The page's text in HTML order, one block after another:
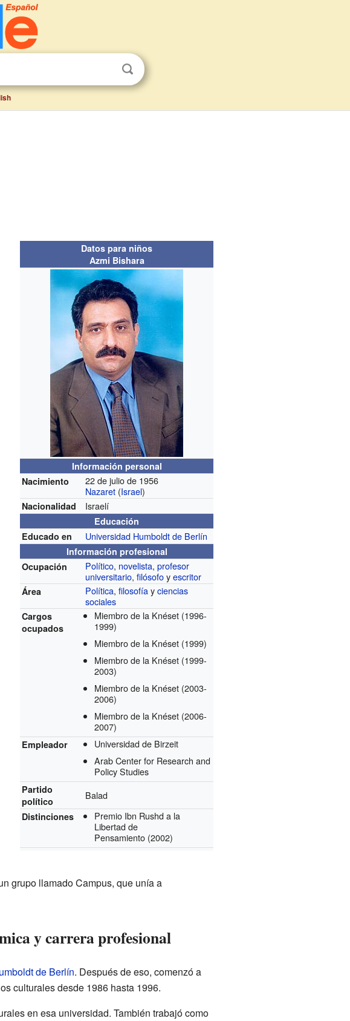
Datos para niños
Azmi Bishara
Información personal
Nacimiento
22 de julio de 1956
Nazaret (Israel)
Nacionalidad Israelí
Educación
Educado en
Universidad Humboldt de Berlín
Información profesional
Ocupación
Político, novelista,profesor
universitario,filósofoyescritor
Área Política,filosofíayciencias
sociales
Cargos
ocupados
Miembro de la Knéset (1996-
1999)
Miembro de la Knéset (1999)
Miembro de la Knéset (1999-
2003)
Miembro de la Knéset (2003-
2006)
Miembro de la Knéset (2006-
2007)
Empleador
Universidad de Birzeit
Arab Center for Research and
Policy Studies
Partido
político
Balad
Distinciones
Premio Ibn Rushd a la
Libertad de
Pensamiento (2002)
grupo llamado Campus, que unía a
y carrera profesional
de Berlín. Después de eso, comenzó a
culturales desde 1986 hasta 1996.
en esa universidad. También trabajó como